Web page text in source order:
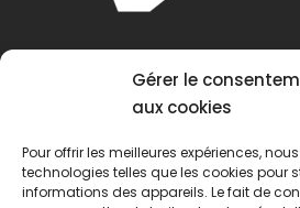
Gérer le
aux cookies
Pour offrir les meilleures expériences,
technologies telles que les cookies pour
informations des appareils. Le fait de